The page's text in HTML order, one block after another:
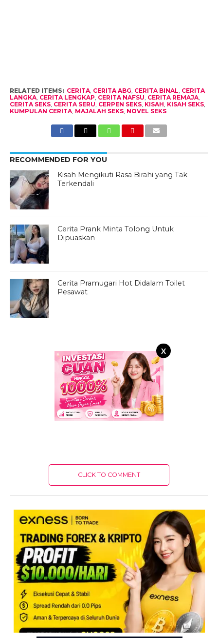
X
RELATED ITEMS: CERITA, CERITA ABG, CERITA BINAL, CERITA
LANGKA, CERITA LENGKAP, CERITA NAFSU, CERITA REMAJA,
CERITA SEKS, CERITA SERU, CERPEN SEKS, KISAH, KISAH SEKS,
KUMPULAN CERITA, MAJALAH SEKS, NOVEL SEKS
RECOMMENDED FOR YOU
Kisah Mengikuti Rasa Birahi yang Tak
Terkendali
Cerita Prank Minta Tolong Untuk
Dipuaskan
Cerita Pramugari Hot Didalam Toilet
Pesawat
CLICK TO COMMENT